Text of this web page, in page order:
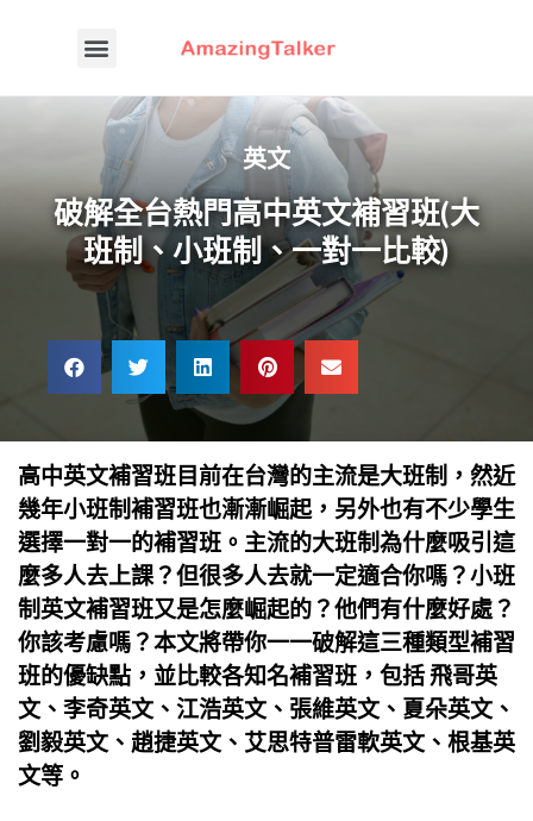
英文
破解全台熱門高中英文補習班(大
班制、小班制、一對一比較)
高中英文補習班目前在台灣的主流是大班制，然近
幾年小班制補習班也漸漸崛起，另外也有不少學生
選擇一對一的補習班。主流的大班制為什麼吸引這
麼多人去上課？但很多人去就一定適合你嗎？小班
制英文補習班又是怎麼崛起的？他們有什麼好處？
你該考慮嗎？本文將帶你一一破解這三種類型補習
班的優缺點，並比較各知名補習班，包括 飛哥英
文、李奇英文、江浩英文、張維英文、夏朵英文、
劉毅英文、趙捷英文、艾思特普雷軟英文、根基英
文等。